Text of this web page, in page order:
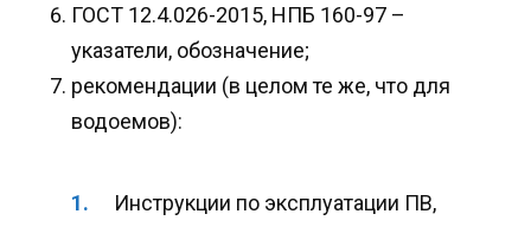
ГОСТ 12.4.026-2015, НПБ 160-97 –
указатели, обозначение;
рекомендации (в целом те же, что для
водоемов):
Инструкции по эксплуатации ПВ,